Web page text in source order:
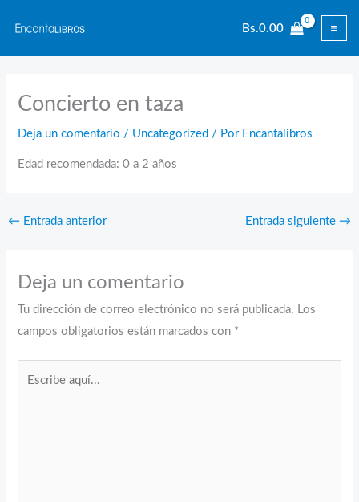
contenido
Bs.0.00
Concierto en taza
Deja un comentario / Uncategorized / Por Encantalibros
Edad recomendada: 0 a 2 años
← Entrada anterior Entrada siguiente →
Deja un comentario
Tu dirección de correo electrónico no será publicada. Los
campos obligatorios están marcados con *